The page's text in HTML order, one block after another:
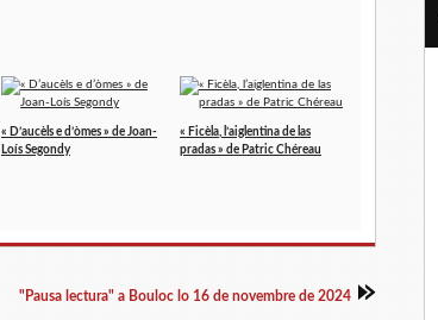
« D’aucèls e d’òmes » de Joan-
Loís Segondy
« Ficèla, l’aiglentina de las
pradas » de Patric Chéreau
"Pausa lectura" a Bouloc lo 16 de novembre de 2024